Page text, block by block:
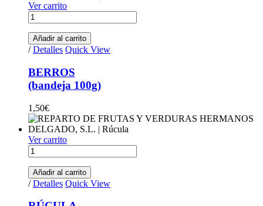
Ver carrito
BERROS (bandeja 100g) quantity
Añadir al carrito
/ Detalles Quick View
BERROS
(bandeja 100g)
1,50€
Ver carrito
RÚCULA (bandeja 100g) quantity
Añadir al carrito
/ Detalles Quick View